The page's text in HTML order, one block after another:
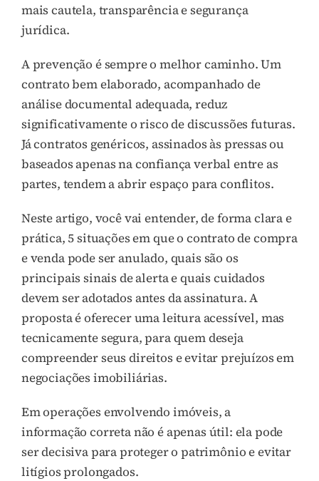
mais cautela, transparência e segurança
jurídica.
A prevenção é sempre o melhor caminho. Um
contrato bem elaborado, acompanhado de
análise documental adequada, reduz
significativamente o risco de discussões futuras.
Já contratos genéricos, assinados às pressas ou
baseados apenas na confiança verbal entre as
partes, tendem a abrir espaço para conflitos.
Neste artigo, você vai entender, de forma clara e
prática, 5 situações em que o contrato de compra
e venda pode ser anulado, quais são os
principais sinais de alerta e quais cuidados
devem ser adotados antes da assinatura. A
proposta é oferecer uma leitura acessível, mas
tecnicamente segura, para quem deseja
compreender seus direitos e evitar prejuízos em
negociações imobiliárias.
Em operações envolvendo imóveis, a
informação correta não é apenas útil: ela pode
ser decisiva para proteger o patrimônio e evitar
litígios prolongados.